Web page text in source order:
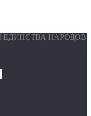
ЕДИНСТВА НАРОДОВ